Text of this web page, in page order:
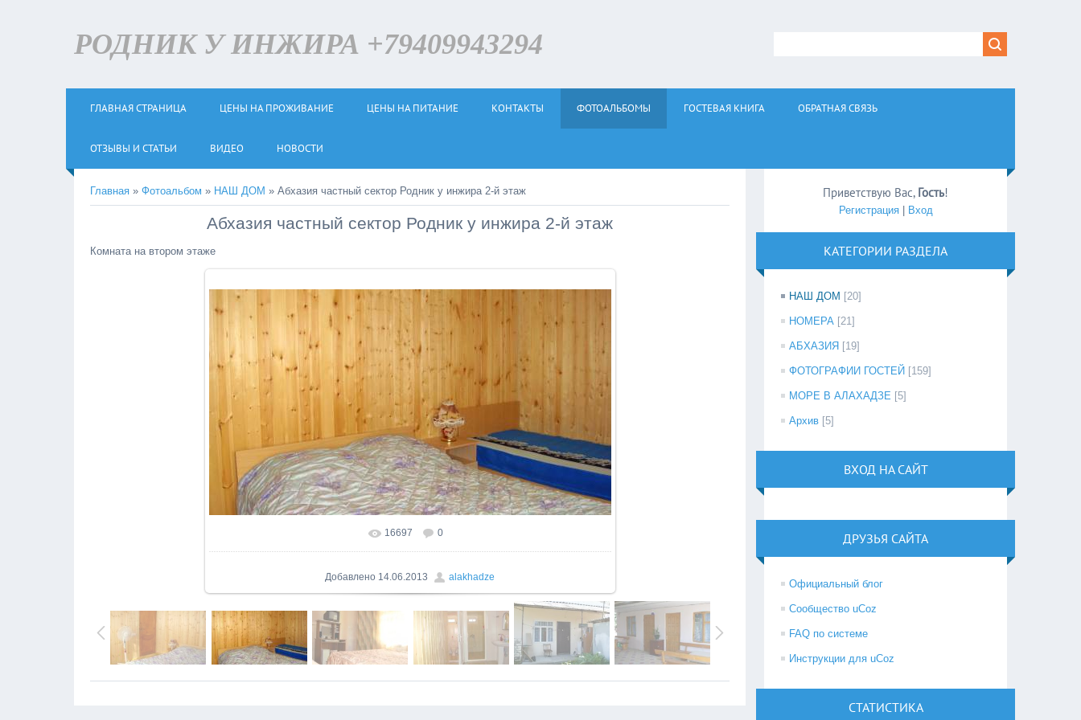
РОДНИК У ИНЖИРА +79409943294
ГЛАВНАЯ СТРАНИЦА ЦЕНЫ НА ПРОЖИВАНИЕ ЦЕНЫ НА ПИТАНИЕ КОНТАКТЫ ФОТОАЛЬБОМЫ ГОСТЕВАЯ КНИГА ОБРАТНАЯ СВЯЗЬ
ОТЗЫВЫ И СТАТЬИ ВИДЕО НОВОСТИ
Главная » Фотоальбом » НАШ ДОМ » Абхазия частный сектор Родник у инжира 2-й этаж
Абхазия частный сектор Родник у инжира 2-й этаж
Комната на втором этаже
В реальном размере 1600x900
16697 0
Добавлено 14.06.2013 alakhadze
Приветствую Вас, Гость!
Регистрация| Вход
КАТЕГОРИИ РАЗДЕЛА
НАШ ДОМ [20]
НОМЕРА [21]
АБХАЗИЯ [19]
ФОТОГРАФИИ ГОСТЕЙ [159]
МОРЕ В АЛАХАДЗЕ [5]
Архив [5]
ВХОД НА САЙТ
ДРУЗЬЯ САЙТА
Официальный блог
Сообщество uCoz
FAQ по системе
Инструкции для uCoz
СТАТИСТИКА